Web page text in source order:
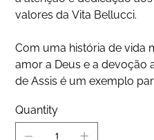
valores da Vita Bellucci.
Com uma história de vida
amor a Deus e a devoção
de Assis é um exemplo
sua história de bondade e
Quantity